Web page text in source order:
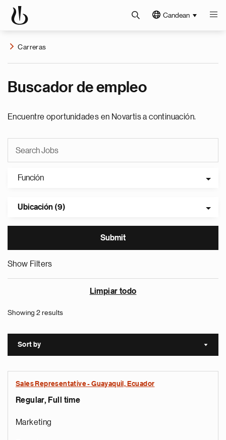
Candean
Carreras
Buscador de empleo
Encuentre oportunidades en Novartis a continuación.
Función
Ubicación (9)
Show Filters
Limpiar todo
Showing 2 results
Sort by Sort
Sales Representative - Guayaquil, Ecuador
Regular, Full time
Marketing